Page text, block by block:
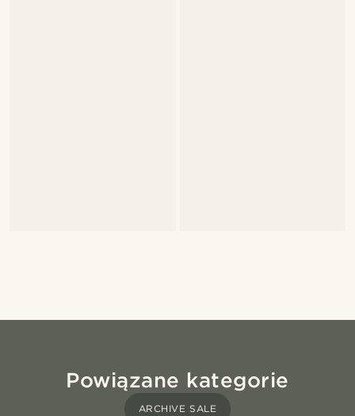
Powiązane kategorie
ARCHIVE SALE